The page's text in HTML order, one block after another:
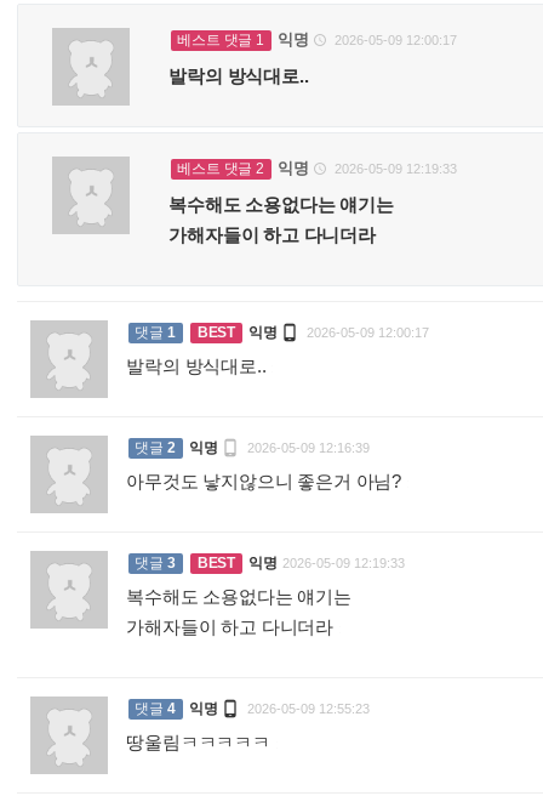
베스트 댓글 1 익명  2026-05-09 12:00:17
발락의 방식대로..
베스트 댓글 2 익명  2026-05-09 12:19:33
복수해도 소용없다는 얘기는
가해자들이 하고 다니더라
댓글 1 BEST 익명  2026-05-09 12:00:17
발락의 방식대로..
댓글 2 익명  2026-05-09 12:16:39
아무것도 낳지않으니 좋은거 아님?
댓글 3 BEST 익명 2026-05-09 12:19:33
복수해도 소용없다는 얘기는
가해자들이 하고 다니더라
댓글 4 익명  2026-05-09 12:55:23
땅울림ㅋㅋㅋㅋㅋ